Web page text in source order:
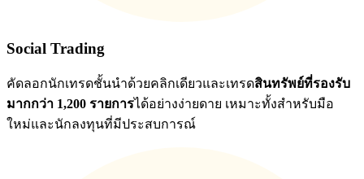
รับรางวัลและสิทธิพิเศษสุดพิเศษ
ศูนย์รางวัล
เข้าสู่ระบบลงชื่อ
Social Trading
คัดลอกนักเทรดชั้นนำด้วยคลิกเดียวและเทรดสินทรัพย์ที่รองรับ
มากกว่า 1,200 รายการได้อย่างง่ายดาย เหมาะทั้งสำหรับมือ
ใหม่และนักลงทุนที่มีประสบการณ์